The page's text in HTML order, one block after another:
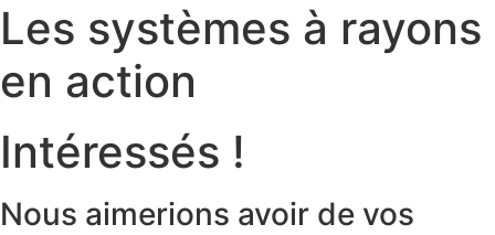
Les systèmes à rayons
en action
Intéressés !
Nous aimerions avoir de vos